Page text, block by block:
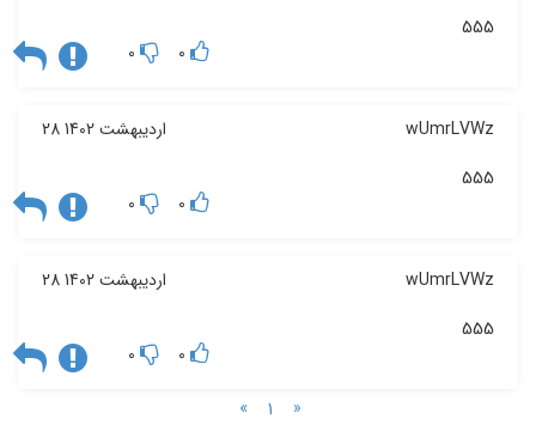
555
0
0
wUmrLVWz 28 اردیبهشت 1402
555
0
0
wUmrLVWz 28 اردیبهشت 1402
555
0
0
«
1
»